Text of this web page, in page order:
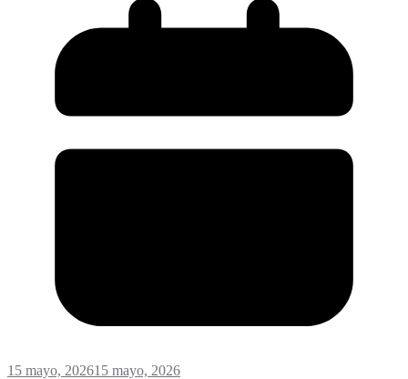
15 mayo, 202615 mayo, 2026